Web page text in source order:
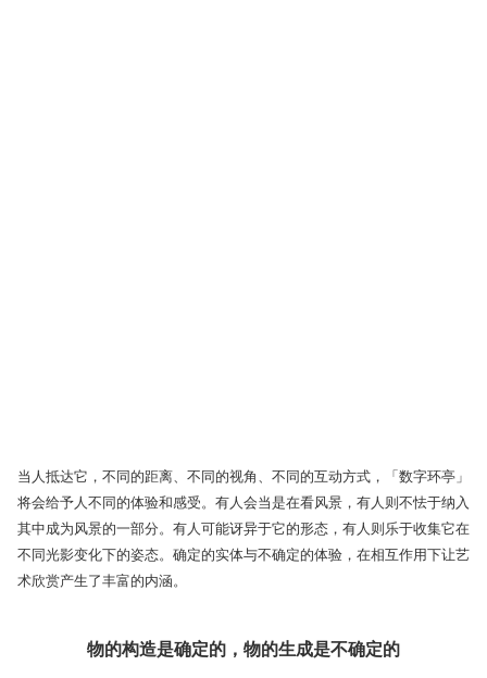
当人抵达它，不同的距离、不同的视角、不同的互动方式，「数字环亭」
将会给予人不同的体验和感受。有人会当是在看风景，有人则不怯于纳入
其中成为风景的一部分。有人可能讶异于它的形态，有人则乐于收集它在
不同光影变化下的姿态。确定的实体与不确定的体验，在相互作用下让艺
术欣赏产生了丰富的内涵。
物的构造是确定的，物的生成是不确定的